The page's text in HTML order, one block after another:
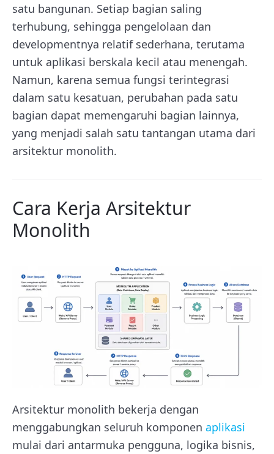
satu bangunan. Setiap bagian saling
terhubung, sehingga pengelolaan dan
developmentnya relatif sederhana, terutama
untuk aplikasi berskala kecil atau menengah.
Namun, karena semua fungsi terintegrasi
dalam satu kesatuan, perubahan pada satu
bagian dapat memengaruhi bagian lainnya,
yang menjadi salah satu tantangan utama dari
arsitektur monolith.
Cara Kerja Arsitektur
Monolith
Arsitektur monolith bekerja dengan
menggabungkan seluruh komponen aplikasi
mulai dari antarmuka pengguna, logika bisnis,